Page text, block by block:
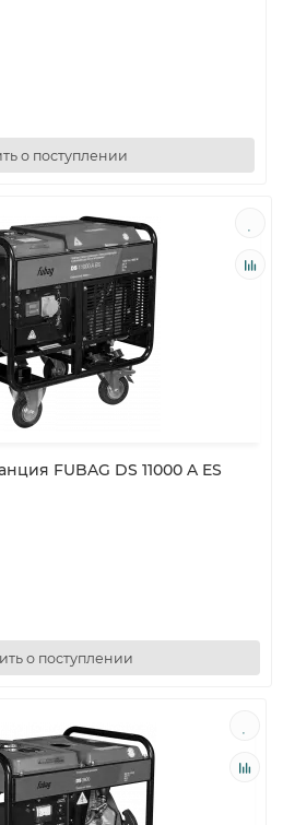
о поступлении
FUBAG DS 11000 A ES
о поступлении